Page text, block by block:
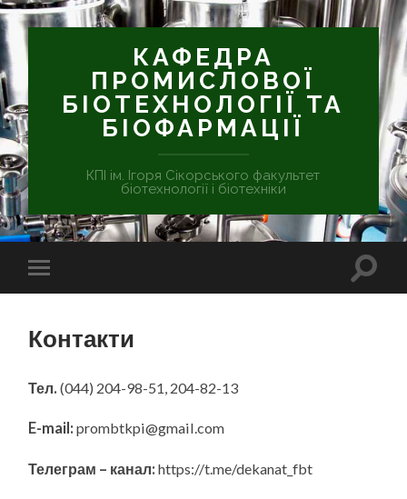
КАФЕДРА
ПРОМИСЛОВОЇ
БІОТЕХНОЛОГІЇ ТА
БІОФАРМАЦІЇ
КПІ ім. Ігоря Сікорського факультет
біотехнології і біотехніки
Контакти
Тел. (044) 204-98-51, 204-82-13
E-mail: prombtkpi@gmail.com
Телеграм – канал: https://t.me/dekanat_fbt